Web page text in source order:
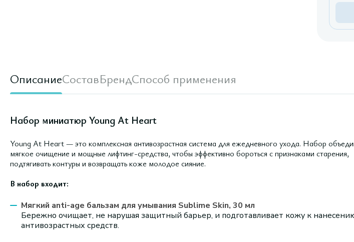
ОписаниеСоставБрендСпособ применения
Набор миниатюр Young At Heart
Young At Heart — это комплексная антивозрастная система для ежедневного ухода. Набор
мягкое очищение и мощные лифтинг-средства, чтобы эффективно бороться с признаками старения,
подтягивать контуры и возвращать коже молодое сияние.
В набор входит:
Мягкий anti-age бальзам для умывания Sublime Skin, 30 мл
Бережно очищает, не нарушая защитный барьер, и подготавливает кожу к
антивозрастных средств.